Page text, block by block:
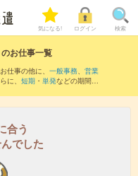
気になる! ログイン 検索
のお仕事一覧
仕事の他に、 一般事務、 営業
に、 短期 ・ 単発などの期間
合う
でした